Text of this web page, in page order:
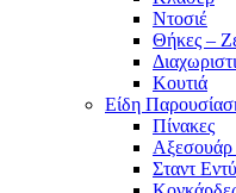
Ντοσιέ
Θήκες –
Κουτιά
Είδη
Πίνακες
Σταντ